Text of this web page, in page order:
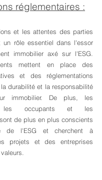
réglementaires :
et les attentes des parties
un rôle essentiel dans l'essor
immobilier axé sur l'ESG.
mettent en place des
et des réglementations
durabilité et la responsabilité
immobilier. De plus, les
les occupants et les
de plus en plus conscients
de l'ESG et cherchent à
projets et des entreprises